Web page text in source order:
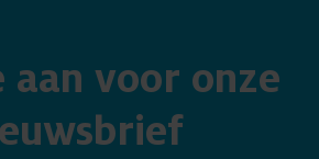
aan voor onze